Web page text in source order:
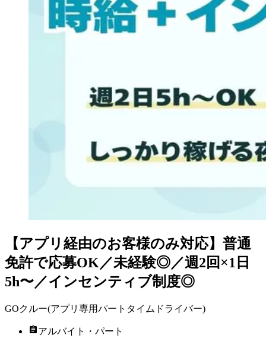
【アプリ経由のお客様のみ対応】普通
免許で応募OK／未経験◎／週2回×1日
5h〜／インセンティブ制度◎
GOクルー(アプリ専用パートタイムドライバー)
アルバイト・パート